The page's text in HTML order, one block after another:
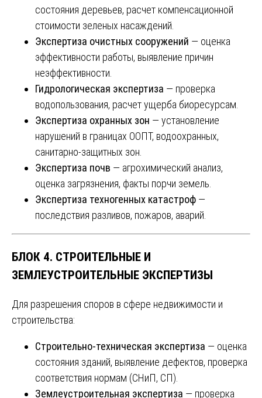
состояния деревьев, расчет компенсационной
стоимости зеленых насаждений.
Экспертиза очистных сооружений — оценка
эффективности работы, выявление причин
неэффективности.
Гидрологическая экспертиза — проверка
водопользования, расчет ущерба биоресурсам.
Экспертиза охранных зон — установление
нарушений в границах ООПТ, водоохранных,
санитарно-защитных зон.
Экспертиза почв — агрохимический анализ,
оценка загрязнения, факты порчи земель.
Экспертиза техногенных катастроф —
последствия разливов, пожаров, аварий.
БЛОК 4. СТРОИТЕЛЬНЫЕ И
ЗЕМЛЕУСТРОИТЕЛЬНЫЕ ЭКСПЕРТИЗЫ
Для разрешения споров в сфере недвижимости и
строительства:
Строительно-техническая экспертиза — оценка
состояния зданий, выявление дефектов, проверка
соответствия нормам (СНиП, СП).
Землеустроительная экспертиза — проверка